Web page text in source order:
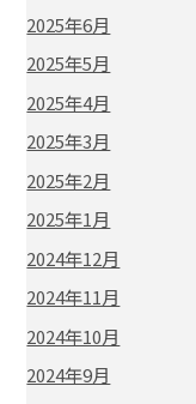
2025年6月
2025年5月
2025年4月
2025年3月
2025年2月
2025年1月
2024年12月
2024年11月
2024年10月
2024年9月